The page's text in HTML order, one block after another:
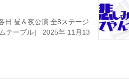
日 昼＆夜公演 全8ステージ
テーブル］ 2025年 11月13